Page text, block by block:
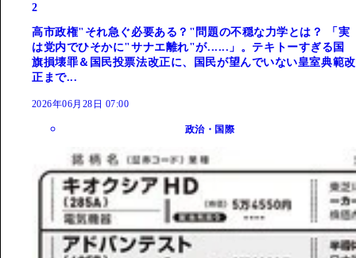
2
高市政権"それ急ぐ必要ある？"問題の不穏な力学とは？ 「実
は党内でひそかに"サナエ離れ"が......」。テキトーすぎる国
旗損壊罪＆国民投票法改正に、国民が望んでいない皇室典範改
正まで...
2026年06月28日 07:00
政治・国際